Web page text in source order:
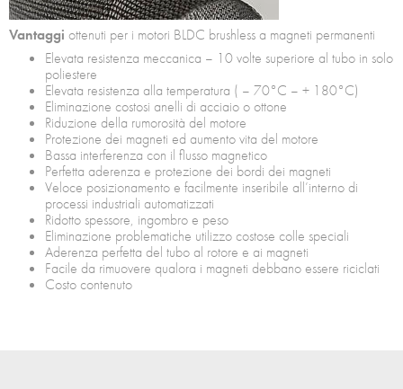
Vantaggi ottenuti per i motori BLDC brushless a magneti permanenti
Elevata resistenza meccanica – 10 volte superiore al tubo in solo
poliestere
Elevata resistenza alla temperatura ( – 70°C – + 180°C)
Eliminazione costosi anelli di acciaio o ottone
Riduzione della rumorosità del motore
Protezione dei magneti ed aumento vita del motore
Bassa interferenza con il flusso magnetico
Perfetta aderenza e protezione dei bordi dei magneti
Veloce posizionamento e facilmente inseribile all’interno di
processi industriali automatizzati
Ridotto spessore, ingombro e peso
Eliminazione problematiche utilizzo costose colle speciali
Aderenza perfetta del tubo al rotore e ai magneti
Facile da rimuovere qualora i magneti debbano essere riciclati
Costo contenuto